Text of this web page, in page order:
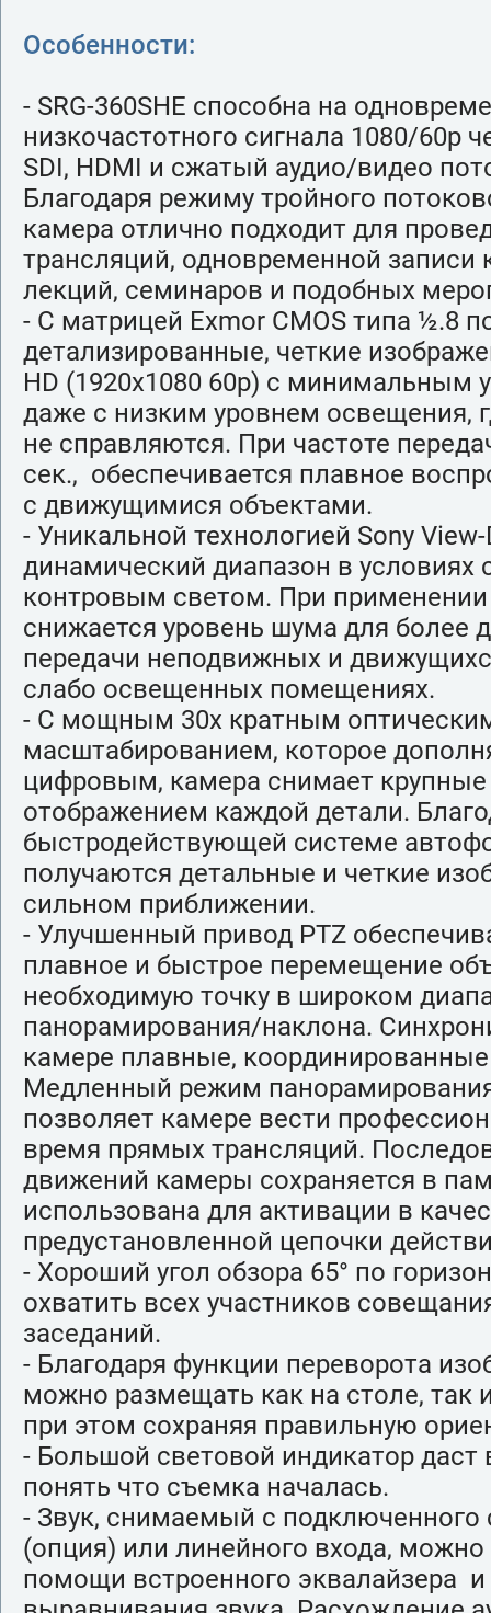
Особенности:
- SRG-360SHE способна на
низкочастотного сигнала 1080/60р
SDI, HDMI и сжатый аудио/видео
Благодаря режиму тройного
камера отлично подходит для
трансляций, одновременной записи
лекций, семинаров и подобных
- С матрицей Exmor CMOS типа ½.8
детализированные, четкие
HD (1920х1080 60р) с минимальным
даже с низким уровнем освещения,
не справляются. При частоте
сек., обеспечивается плавное
с движущимися объектами.
- Уникальной технологией Sony
динамический диапазон в
контровым светом. При применении
снижается уровень шума для более
передачи неподвижных и
слабо освещенных помещениях.
- С мощным 30х кратным
масштабированием, которое
цифровым, камера снимает
отображением каждой детали.
быстродействующей системе
получаются детальные и четкие
сильном приближении.
- Улучшенный привод PTZ
плавное и быстрое перемещение
необходимую точку в широком
панорамирования/наклона.
камере плавные,
Медленный режим
позволяет камере вести
время прямых трансляций.
движений камеры сохраняется в
использована для активации в
предустановленной цепочки
- Хороший угол обзора 65° по
охватить всех участников
заседаний.
- Благодаря функции переворота
можно размещать как на столе, так
при этом сохраняя правильную
- Большой световой индикатор
понять что съемка началась.
- Звук, снимаемый с подключенного
(опция) или линейного входа, можно
помощи встроенного эквалайзера и